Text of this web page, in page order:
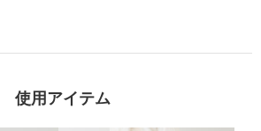
使用アイテム